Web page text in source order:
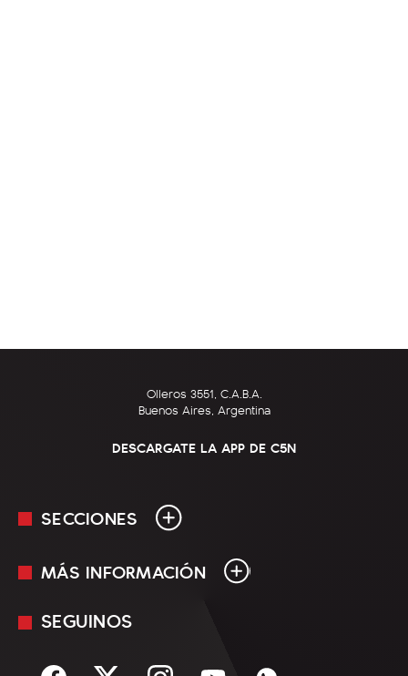
Olleros 3551, C.A.B.A.
Buenos Aires, Argentina
DESCARGATE LA APP DE C5N
SECCIONES
En Vivo
MÁS INFORMACIÓN
Mediakit
Términos y condiciones
SEGUINOS